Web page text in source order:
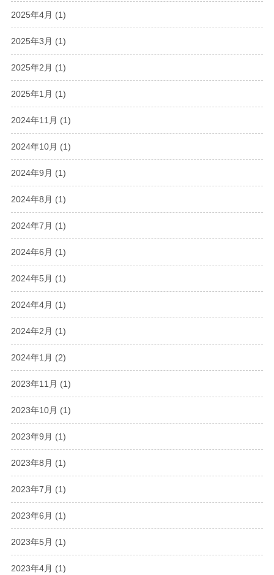
2025年4月 (1)
2025年3月 (1)
2025年2月 (1)
2025年1月 (1)
2024年11月 (1)
2024年10月 (1)
2024年9月 (1)
2024年8月 (1)
2024年7月 (1)
2024年6月 (1)
2024年5月 (1)
2024年4月 (1)
2024年2月 (1)
2024年1月 (2)
2023年11月 (1)
2023年10月 (1)
2023年9月 (1)
2023年8月 (1)
2023年7月 (1)
2023年6月 (1)
2023年5月 (1)
2023年4月 (1)